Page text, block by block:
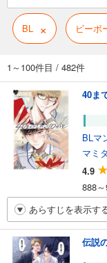
BL × ビーボ
1～100件目 / 482件
40ま
BLマ
マミタ
4.9
888
あらすじを表示す
伝説